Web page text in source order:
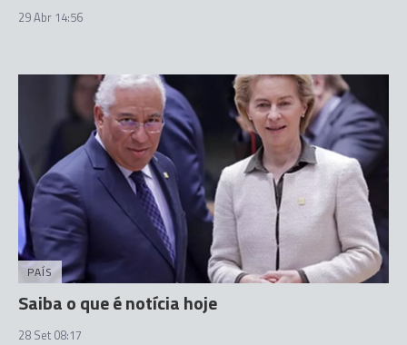
29 Abr 14:56
PAÍS
Saiba o que é notícia hoje
28 Set 08:17